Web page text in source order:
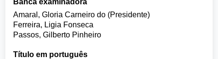
Amaral, Gloria Carneiro do (Presidente)
Ferreira, Ligia Fonseca
Passos, Gilberto Pinheiro
Título em português